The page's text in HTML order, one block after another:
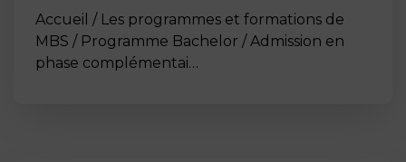
Accueil / Les programmes et formations de
MBS / Programme Bachelor / Admission en
phase complémentai…